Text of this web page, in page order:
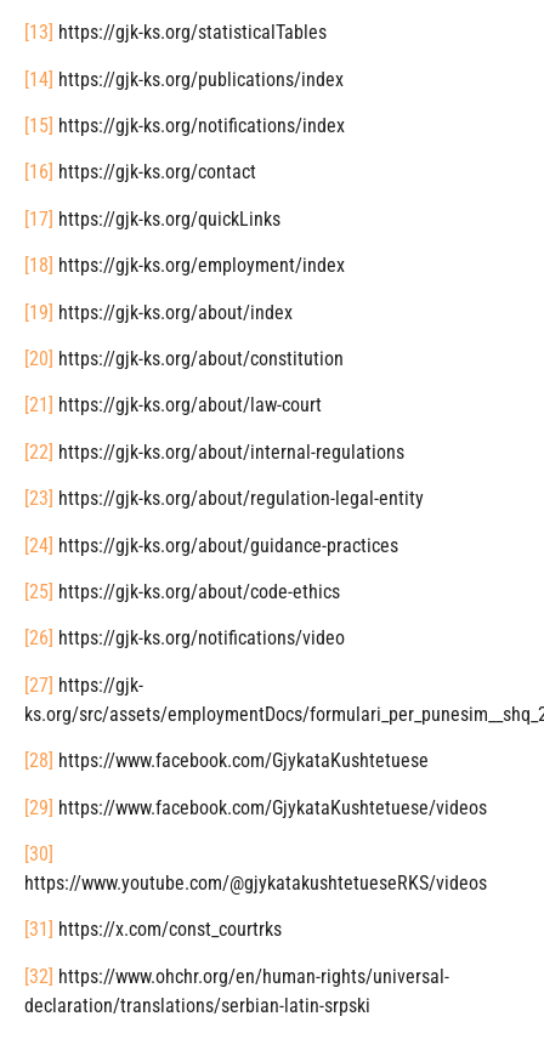
[13] https://gjk-ks.org/statisticalTables
[14] https://gjk-ks.org/publications/index
[15] https://gjk-ks.org/notifications/index
[16] https://gjk-ks.org/contact
[17] https://gjk-ks.org/quickLinks
[18] https://gjk-ks.org/employment/index
[19] https://gjk-ks.org/about/index
[20] https://gjk-ks.org/about/constitution
[21] https://gjk-ks.org/about/law-court
[22] https://gjk-ks.org/about/internal-regulations
[23] https://gjk-ks.org/about/regulation-legal-entity
[24] https://gjk-ks.org/about/guidance-practices
[25] https://gjk-ks.org/about/code-ethics
[26] https://gjk-ks.org/notifications/video
[27] https://gjk-
ks.org/src/assets/employmentDocs/
[28] https://www.facebook.com/GjykataKushtetuese
[29] https://www.facebook.com/GjykataKushtetuese/videos
[30]
https://www.youtube.com/@gjykatakushtetueseRKS/videos
[31] https://x.com/const_courtrks
[32] https://www.ohchr.org/en/human-rights/universal-
declaration/translations/serbian-latin-srpski